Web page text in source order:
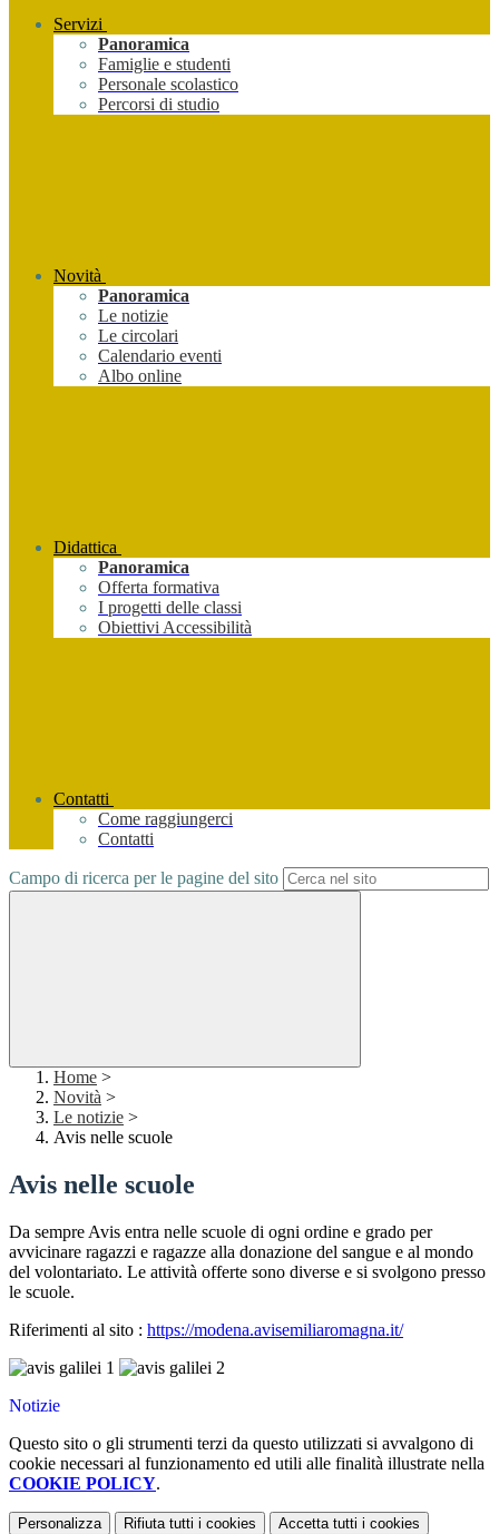
Servizi
Panoramica
Famiglie e studenti
Personale scolastico
Percorsi di studio
Novità
Panoramica
Le notizie
Le circolari
Calendario eventi
Albo online
Didattica
Panoramica
Offerta formativa
I progetti delle classi
Obiettivi Accessibilità
Contatti
Come raggiungerci
Contatti
Campo di ricerca per le pagine del sito
Home >
Novità >
Le notizie >
Avis nelle scuole
Avis nelle scuole
Da sempre Avis entra nelle scuole di ogni ordine e grado per
avvicinare ragazzi e ragazze alla donazione del sangue e al mondo
del volontariato. Le attività offerte sono diverse e si svolgono presso
le scuole.
Riferimenti al sito : https://modena.avisemiliaromagna.it/
Notizie
Questo sito o gli strumenti terzi da questo utilizzati si avvalgono di
cookie necessari al funzionamento ed utili alle finalità illustrate nella
COOKIE POLICY.
Personalizza Rifiuta tutti i cookies Accetta tutti i cookies